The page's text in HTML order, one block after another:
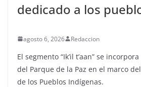
dedicado a los
agosto 6, 2026 Redaccion
El segmento “Ik’il t’aan” se
del Parque de la Paz en el marco
de los Pueblos Indígenas.